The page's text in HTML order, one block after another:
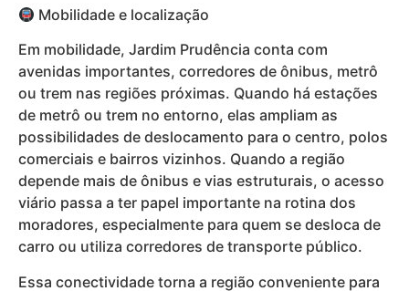
Mobilidade e localização
Em mobilidade, Jardim Prudência conta com
avenidas importantes, corredores de ônibus, metrô
ou trem nas regiões próximas. Quando há estações
de metrô ou trem no entorno, elas ampliam as
possibilidades de deslocamento para o centro, polos
comerciais e bairros vizinhos. Quando a região
depende mais de ônibus e vias estruturais, o acesso
viário passa a ter papel importante na rotina dos
moradores, especialmente para quem se desloca de
carro ou utiliza corredores de transporte público.
Essa conectividade torna a região conveniente para